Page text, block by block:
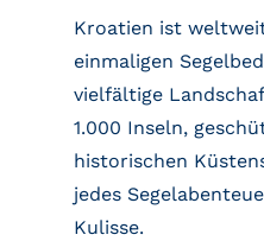
Kroatien ist
einmaligen
vielfältige
1.000 Inseln,
historischen
jedes
Kulisse.